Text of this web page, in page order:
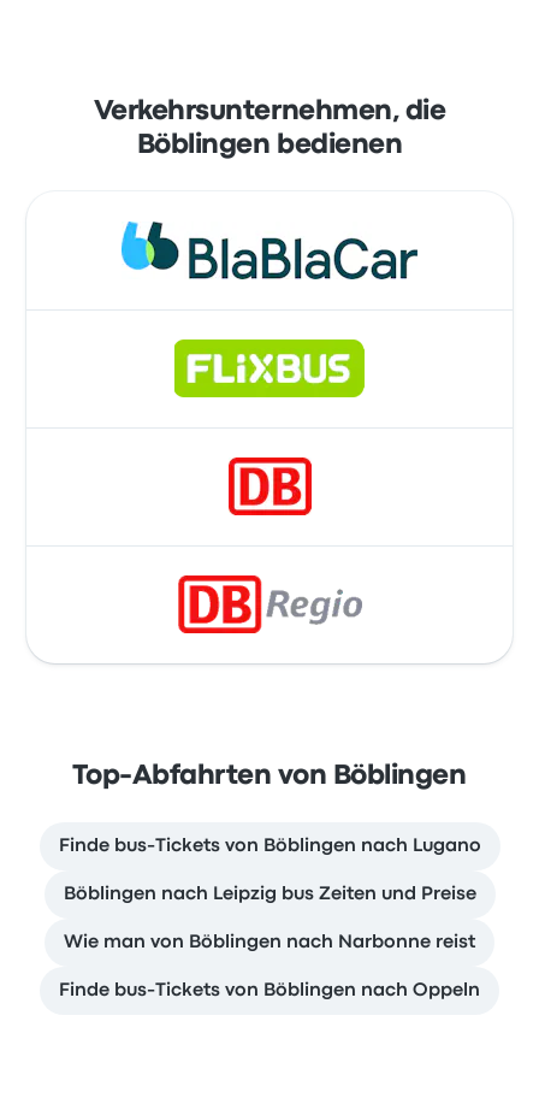
Verkehrsunternehmen, die
Böblingen bedienen
Top-Abfahrten von Böblingen
Finde bus-Tickets von Böblingen nach Lugano
Böblingen nach Leipzig bus Zeiten und Preise
Wie man von Böblingen nach Narbonne reist
Finde bus-Tickets von Böblingen nach Oppeln